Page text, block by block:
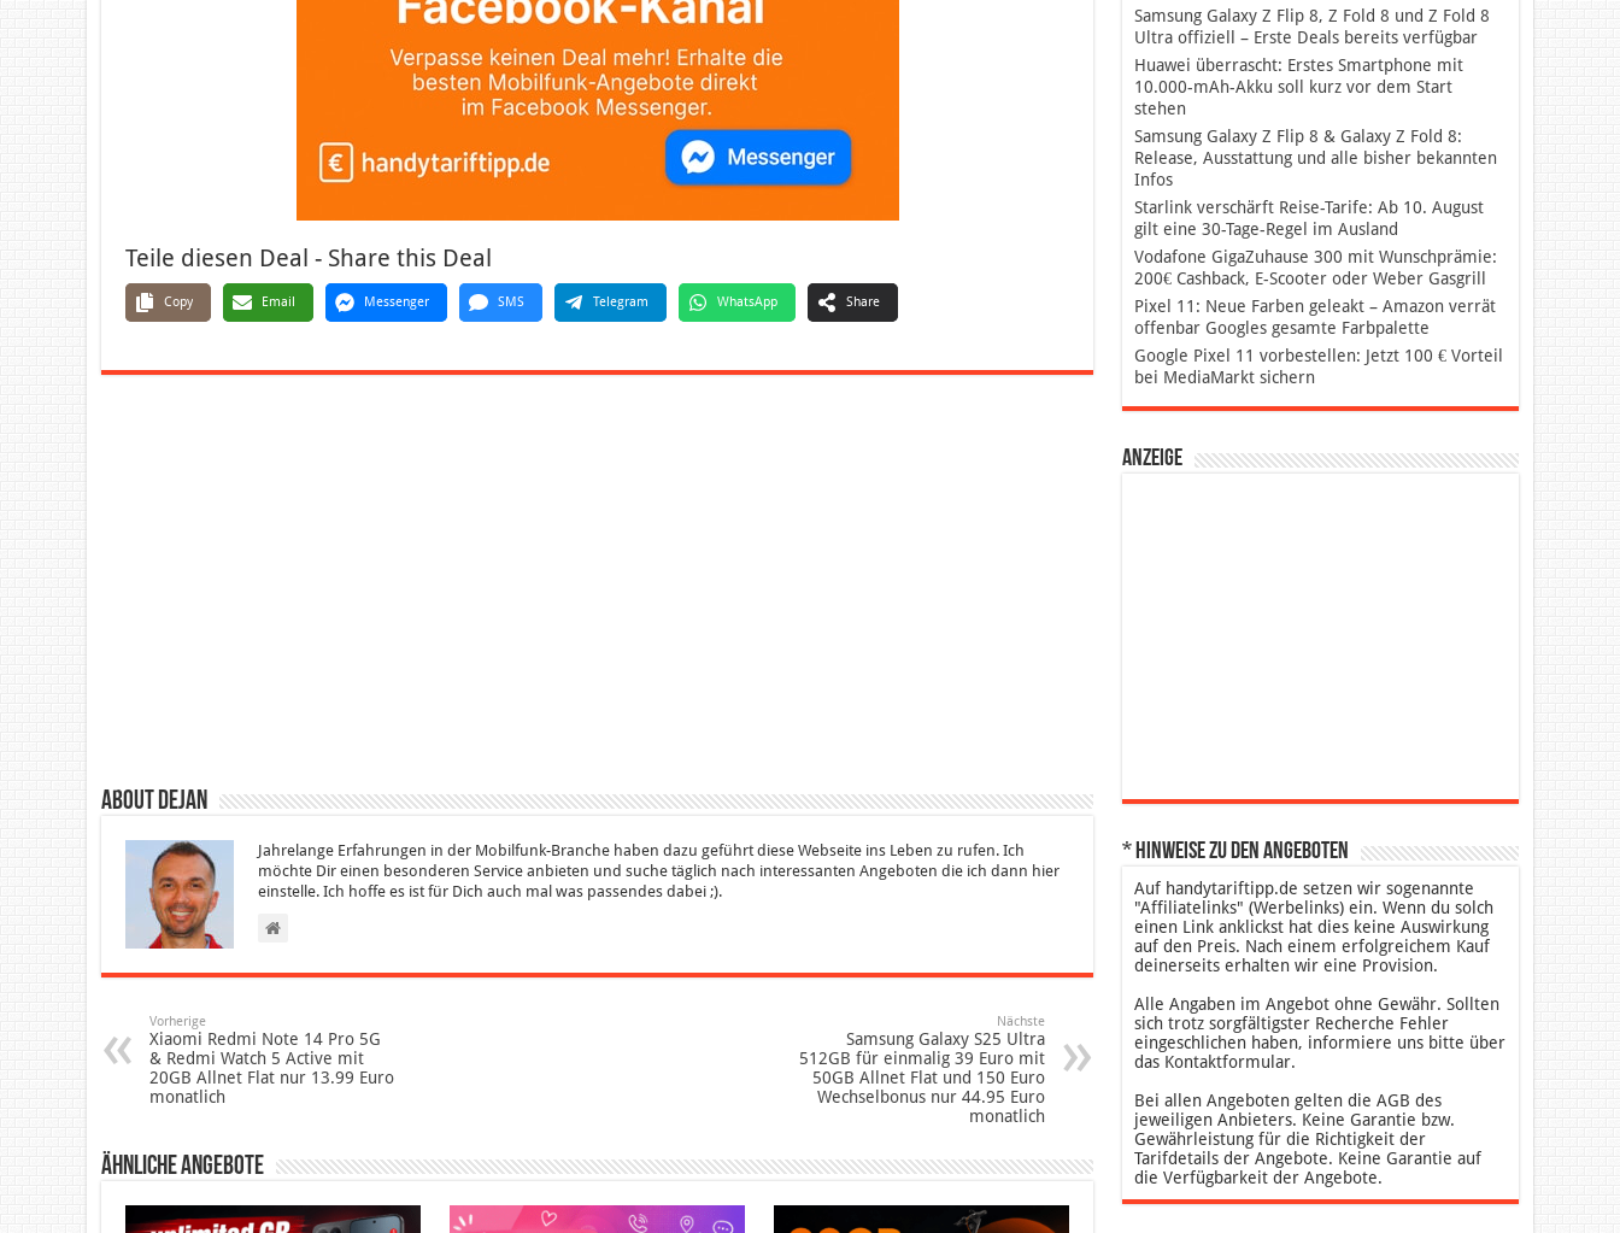
Teile diesen Deal - Share this Deal
Copy Email Messenger SMS Telegram WhatsApp Share
About Dejan
Jahrelange Erfahrungen in der Mobilfunk-Branche haben dazu geführt diese Webseite ins Leben zu rufen. Ich
möchte Dir einen besonderen Service anbieten und suche täglich nach interessanten Angeboten die ich dann hier
einstelle. Ich hoffe es ist für Dich auch mal was passendes dabei ;).
Vorherige
Xiaomi Redmi Note 14 Pro 5G
& Redmi Watch 5 Active mit
20GB Allnet Flat nur 13.99 Euro
monatlich
Nächste
Samsung Galaxy S25 Ultra
512GB für einmalig 39 Euro mit
50GB Allnet Flat und 150 Euro
Wechselbonus nur 44.95 Euro
monatlich
Ähnliche Angebote
Samsung Galaxy Z Flip 8, Z Fold 8 und Z Fold 8
Ultra offiziell – Erste Deals bereits verfügbar
Huawei überrascht: Erstes Smartphone mit
10.000-mAh-Akku soll kurz vor dem Start
stehen
Samsung Galaxy Z Flip 8 & Galaxy Z Fold 8:
Release, Ausstattung und alle bisher bekannten
Infos
Starlink verschärft Reise-Tarife: Ab 10. August
gilt eine 30-Tage-Regel im Ausland
Vodafone GigaZuhause 300 mit Wunschprämie:
200€ Cashback, E-Scooter oder Weber Gasgrill
Pixel 11: Neue Farben geleakt – Amazon verrät
offenbar Googles gesamte Farbpalette
Google Pixel 11 vorbestellen: Jetzt 100 € Vorteil
bei MediaMarkt sichern
Anzeige
* Hinweise zu den Angeboten
Auf handytariftipp.de setzen wir sogenannte
"Affiliatelinks" (Werbelinks) ein. Wenn du solch
einen Link anklickst hat dies keine Auswirkung
auf den Preis. Nach einem erfolgreichem Kauf
deinerseits erhalten wir eine Provision.
Alle Angaben im Angebot ohne Gewähr. Sollten
sich trotz sorgfältigster Recherche Fehler
eingeschlichen haben, informiere uns bitte über
das Kontaktformular.
Bei allen Angeboten gelten die AGB des
jeweiligen Anbieters. Keine Garantie bzw.
Gewährleistung für die Richtigkeit der
Tarifdetails der Angebote. Keine Garantie auf
die Verfügbarkeit der Angebote.